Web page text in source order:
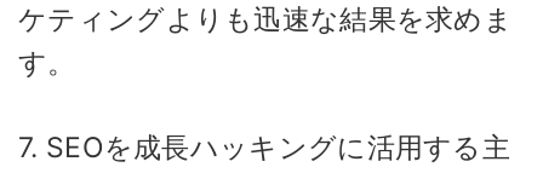
ケティングよりも迅速な結果を求めま
す。
7. SEOを成長ハッキングに活用する主